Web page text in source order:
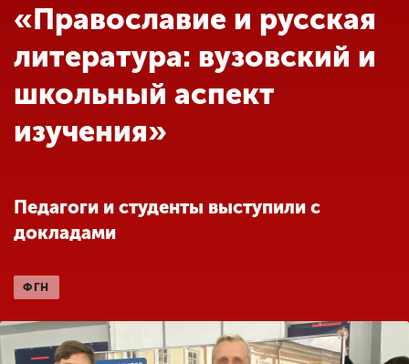
Наука
Международная
деятельность
Сведения об
образовательной
организации
«Православие и русская
литература: вузовский и
школьный аспект
изучения»
Педагоги и студенты выступили с
докладами
ФГН